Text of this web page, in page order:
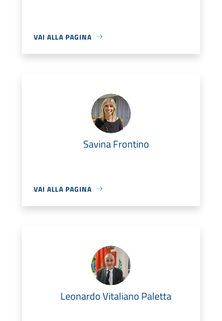
VAI ALLA PAGINA
Savina Frontino
VAI ALLA PAGINA
Leonardo Vitaliano Paletta